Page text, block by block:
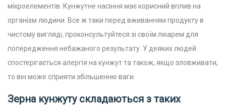
мікроелементів. Кунжутне насіння має корисний вплив на
організм людини. Все ж таки перед вживанням продукту в
чистому вигляді, проконсультуйтеся зі своїм лікарем для
попередження небажаного результату. У деяких людей
спостерігається алергія на кунжут та також, якщо зловживати,
то він може сприяти збільшенню ваги.
Зерна кунжуту складаються з таких